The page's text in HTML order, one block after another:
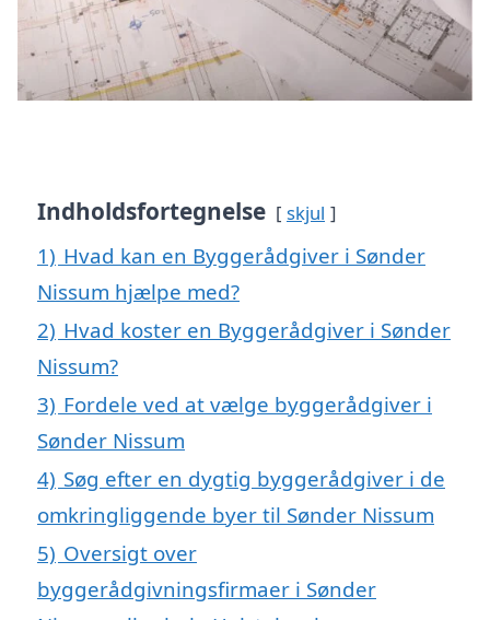
Indholdsfortegnelse skjul
1) Hvad kan en Byggerådgiver i Sønder
Nissum hjælpe med?
2) Hvad koster en Byggerådgiver i Sønder
Nissum?
3) Fordele ved at vælge byggerådgiver i
Sønder Nissum
4) Søg efter en dygtig byggerådgiver i de
omkringliggende byer til Sønder Nissum
5) Oversigt over
byggerådgivningsfirmaer i Sønder